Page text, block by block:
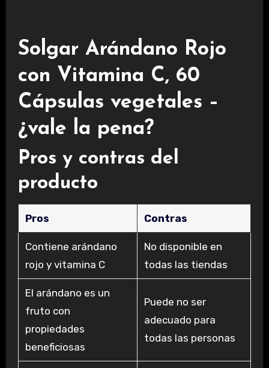
Solgar Arándano Rojo
con Vitamina C, 60
Cápsulas vegetales –
¿vale la pena?
Pros y contras del
producto
Pros Contras
Contiene arándano
rojo y vitamina C
No disponible en
todas las tiendas
El arándano es un
fruto con
propiedades
beneficiosas
Puede no ser
adecuado para
todas las personas